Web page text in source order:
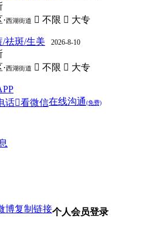
西湖街道  不限  大专
祛斑/生美 2026-8-10
西湖街道  不限  大专
话看微信在线沟通(免费)
博复制链接个人会员登录